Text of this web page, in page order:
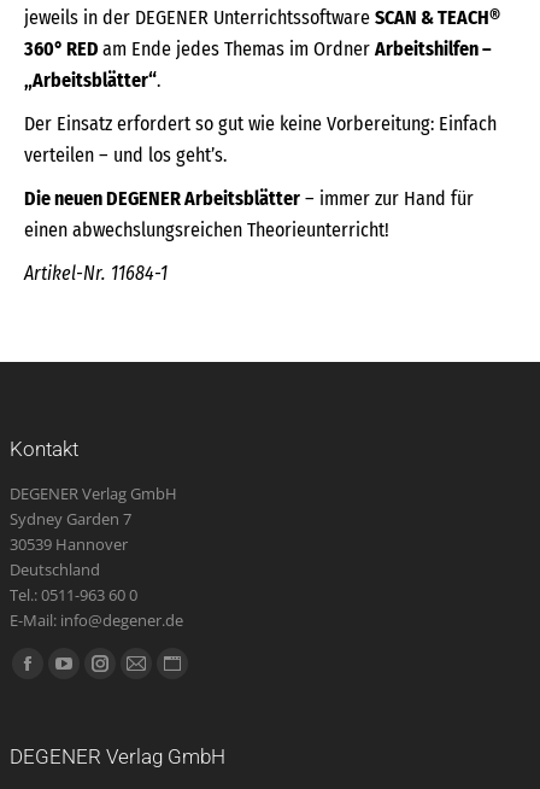
jeweils in der DEGENER Unterrichtssoftware SCAN & TEACH®
360° RED am Ende jedes Themas im Ordner Arbeitshilfen –
„Arbeitsblätter“.
Der Einsatz erfordert so gut wie keine Vorbereitung: Einfach
verteilen – und los geht’s.
Die neuen DEGENER Arbeitsblätter – immer zur Hand für
einen abwechslungsreichen Theorieunterricht!
Artikel-Nr. 11684-1
Kontakt
DEGENER Verlag GmbH
Sydney Garden 7
30539 Hannover
Deutschland
Tel.: 0511-963 60 0
E-Mail: info@degener.de
Finden Sie uns auf:
FacebookYouTubeInstagram
E-
opens
Website
DEGENER Verlag GmbH